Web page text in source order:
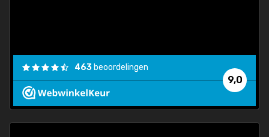
9,0
463 beoordelingen